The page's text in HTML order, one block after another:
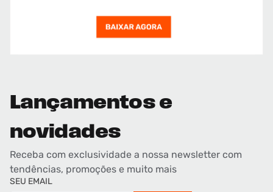
Lançamentos e
novidades
Receba com exclusividade a nossa newsletter com
tendências, promoções e muito mais
SEU EMAIL